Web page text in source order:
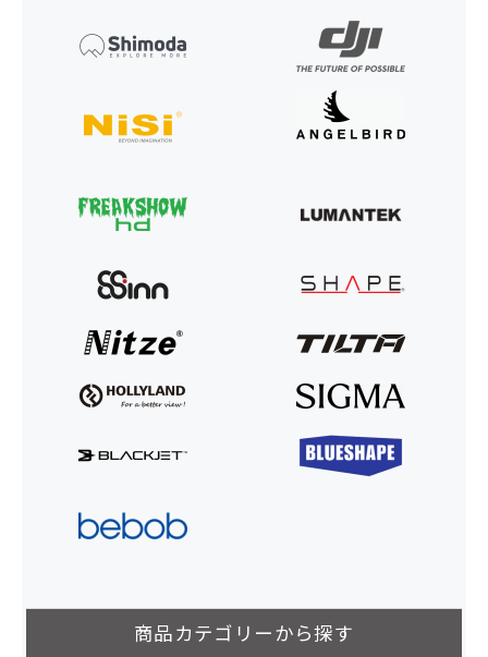
商品カテゴリーから探す